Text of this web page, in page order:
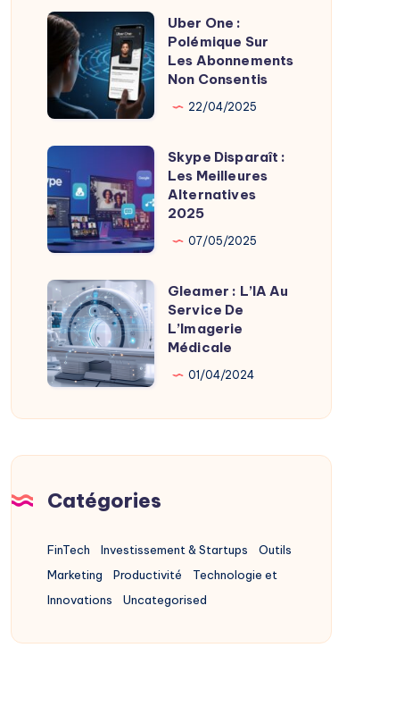
Uber
One
Polémique
Sur
Les
Abonnements
Non
Consentis
Uber One :
Polémique Sur
Les Abonnements
Non Consentis
22/04/2025
Skype
Disparaît
:
Les
Meilleures
Alternatives
2025
Skype Disparaît :
Les Meilleures
Alternatives
2025
07/05/2025
Gleamer
:
L’IA
Au
Service
De
Gleamer : L’IA Au
Service De
L’Imagerie
Médicale
01/04/2024
Catégories
FinTech Investissement & Startups
Outils
Marketing
Productivité
Technologie et
Innovations
Uncategorised